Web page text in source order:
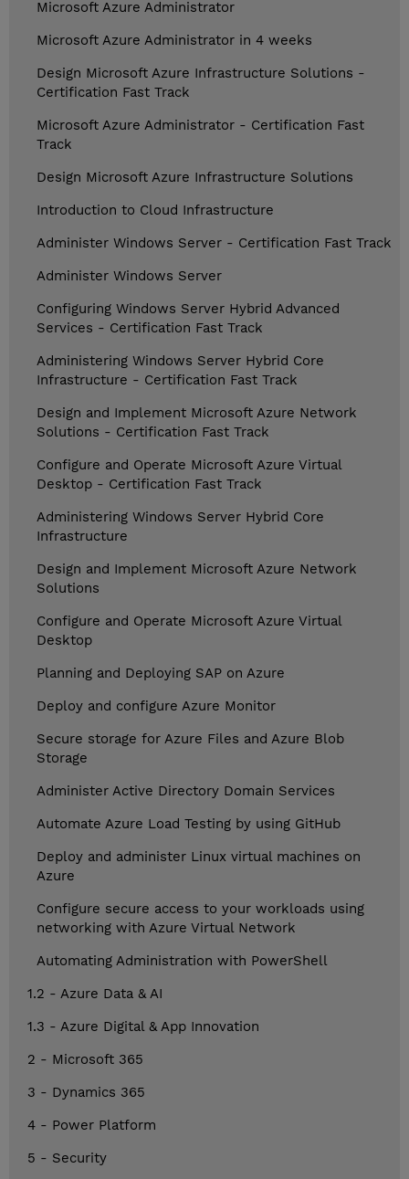
Microsoft Azure Administrator
Microsoft Azure Administrator in 4 weeks
Design Microsoft Azure Infrastructure Solutions -
Certification Fast Track
Microsoft Azure Administrator - Certification Fast
Track
Design Microsoft Azure Infrastructure Solutions
Introduction to Cloud Infrastructure
Administer Windows Server - Certification Fast Track
Administer Windows Server
Configuring Windows Server Hybrid Advanced
Services - Certification Fast Track
Administering Windows Server Hybrid Core
Infrastructure - Certification Fast Track
Design and Implement Microsoft Azure Network
Solutions - Certification Fast Track
Configure and Operate Microsoft Azure Virtual
Desktop - Certification Fast Track
Administering Windows Server Hybrid Core
Infrastructure
Design and Implement Microsoft Azure Network
Solutions
Configure and Operate Microsoft Azure Virtual
Desktop
Planning and Deploying SAP on Azure
Deploy and configure Azure Monitor
Secure storage for Azure Files and Azure Blob
Storage
Administer Active Directory Domain Services
Automate Azure Load Testing by using GitHub
Deploy and administer Linux virtual machines on
Azure
Configure secure access to your workloads using
networking with Azure Virtual Network
Automating Administration with PowerShell
1.2 - Azure Data & AI
1.3 - Azure Digital & App Innovation
2 - Microsoft 365
3 - Dynamics 365
4 - Power Platform
5 - Security